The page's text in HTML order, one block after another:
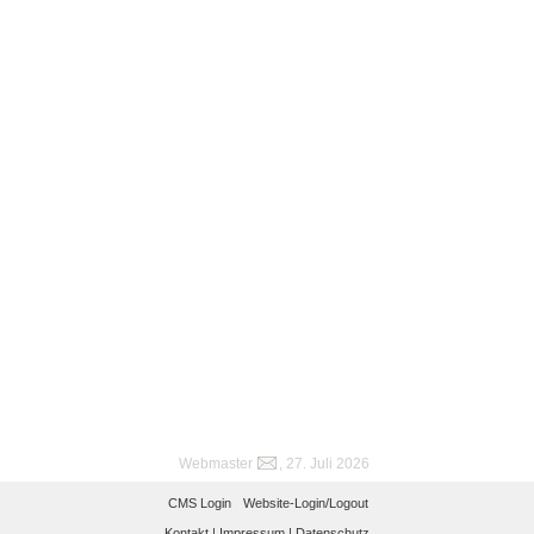
Webmaster , 27. Juli 2026
CMS Login Website-Login/Logout